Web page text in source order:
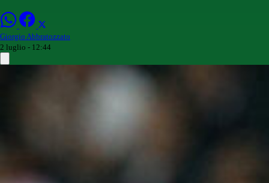
Giorgio Abbratozzato
2 luglio - 12:44